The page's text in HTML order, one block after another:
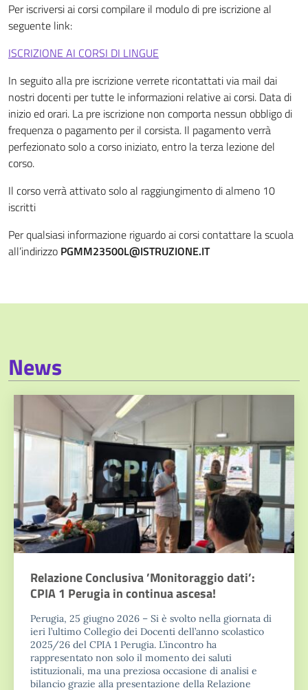
Per iscriversi ai corsi compilare il modulo di pre iscrizione al
seguente link:
ISCRIZIONE AI CORSI DI LINGUE
In seguito alla pre iscrizione verrete ricontattati via mail dai
nostri docenti per tutte le informazioni relative ai corsi. Data di
inizio ed orari. La pre iscrizione non comporta nessun obbligo di
frequenza o pagamento per il corsista. Il pagamento verrà
perfezionato solo a corso iniziato, entro la terza lezione del
corso.
Il corso verrà attivato solo al raggiungimento di almeno 10
iscritti
Per qualsiasi informazione riguardo ai corsi contattare la scuola
all’indirizzo PGMM23500L@ISTRUZIONE.IT
News
Relazione Conclusiva ’Monitoraggio dati’:
CPIA 1 Perugia in continua ascesa!
Perugia, 25 giugno 2026 – Si è svolto nella giornata di
ieri l’ultimo Collegio dei Docenti dell’anno scolastico
2025/26 del CPIA 1 Perugia. L’incontro ha
rappresentato non solo il momento dei saluti
istituzionali, ma una preziosa occasione di analisi e
bilancio grazie alla presentazione della Relazione